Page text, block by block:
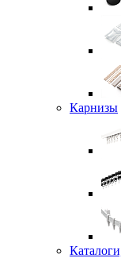
Карнизы